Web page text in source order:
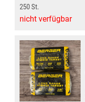
250 St.
nicht verfügbar